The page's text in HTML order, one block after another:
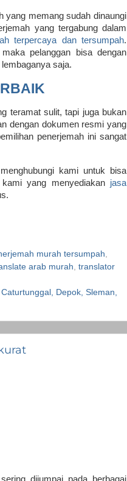
yang memang sudah dinaungi
yang tergabung dalam
terpercaya dan tersumpah.
pelanggan bisa dengan
saja.
teramat sulit, tapi juga bukan
dengan dokumen resmi yang
penerjemah ini sangat
kami untuk bisa
yang menyediakan jasa
murah tersumpah
arab murah
translator
Depok, Sleman,